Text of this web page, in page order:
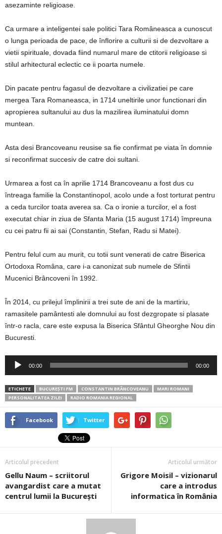
asezaminte religioase.
Ca urmare a inteligentei sale politici Tara Româneasca a cunoscut
o lunga perioada de pace, de înflorire a culturii si de dezvoltare a
vietii spirituale, dovada fiind numarul mare de ctitorii religioase si
stilul arhitectural eclectic ce ii poarta numele.
Din pacate pentru fagasul de dezvoltare a civilizatiei pe care
mergea Tara Romaneasca, in 1714 uneltirile unor functionari din
apropierea sultanului au dus la mazilirea iluminatului domn
muntean.
Asta desi Brancoveanu reusise sa fie confirmat pe viata în domnie
si reconfirmat succesiv de catre doi sultani.
Urmarea a fost ca în aprilie 1714 Brancoveanu a fost dus cu
întreaga familie la Constantinopol, acolo unde a fost torturat pentru
a ceda turcilor toata averea sa. Ca o ironie a turcilor, el a fost
executat chiar in ziua de Sfanta Maria (15 august 1714) împreuna
cu cei patru fii ai sai (Constantin, Stefan, Radu si Matei).
Pentru felul cum au murit, cu totii sunt venerati de catre Biserica
Ortodoxa Româna, care i-a canonizat sub numele de Sfintii
Mucenici Brâncoveni în 1992.
În 2014, cu prilejul împlinirii a trei sute de ani de la martiriu,
ramasitele pamântesti ale domnului au fost dezgropate si plasate
într-o racla, care este expusa la Biserica Sfântul Gheorghe Nou din
Bucuresti.
Player
00:00 00:00
ETICHETE BUCUREȘTI FM CONSTANTIN BRÂNCOVEANU
MARI ROMANI
PERSONALITATEA ZILEI
RADIO ROMANIA REGIONAL
Facebook Twitter
Articolul precedent
Gellu Naum – scriitorul
avangardist care a mutat
centrul lumii la București
Articolul următor
Grigore Moisil – vizionarul
care a introdus
informatica în România